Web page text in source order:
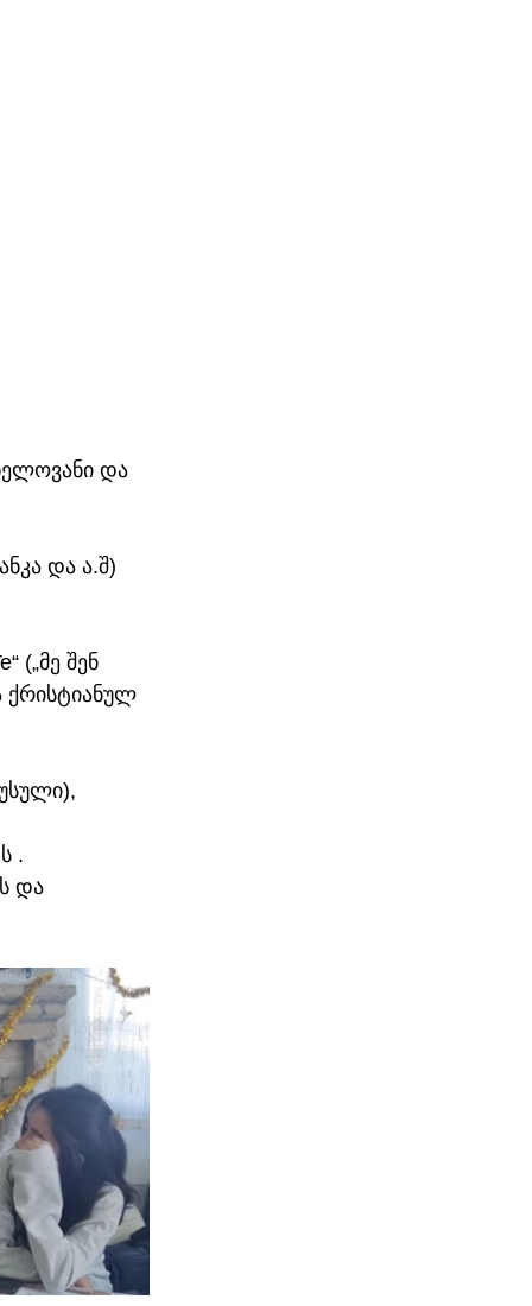
და
და ა.შ)
(„მე შენ
ქრისტიანულ
.
და